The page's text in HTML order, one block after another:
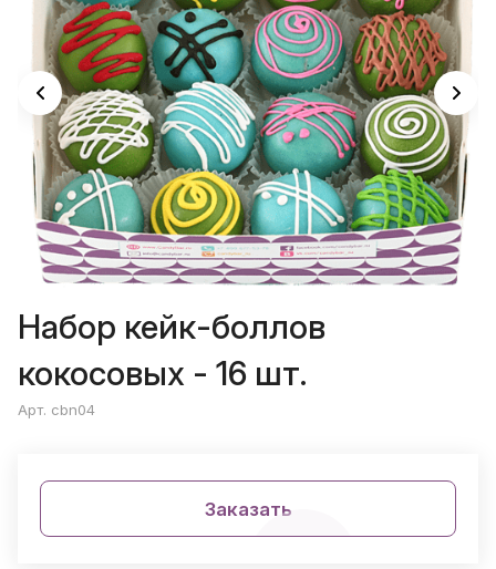
Набор кейк-боллов
кокосовых - 16 шт.
Арт. cbn04
Заказать